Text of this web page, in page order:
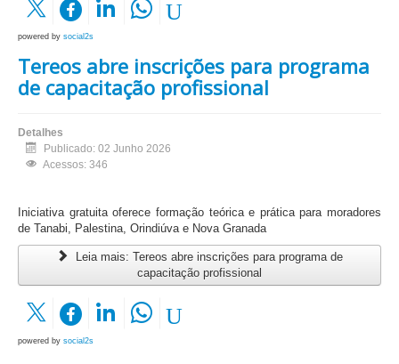
powered by social2s
Tereos abre inscrições para programa
de capacitação profissional
Detalhes
Publicado: 02 Junho 2026
Acessos: 346
Iniciativa gratuita oferece formação teórica e prática para moradores
de Tanabi, Palestina, Orindiúva e Nova Granada
Leia mais: Tereos abre inscrições para programa de
capacitação profissional
powered by social2s